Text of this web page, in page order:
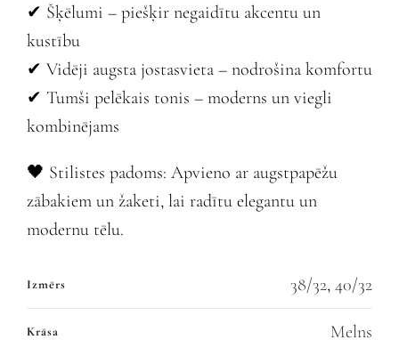
✔ Šķēlumi – piešķir negaidītu akcentu un
kustību
✔ Vidēji augsta jostasvieta – nodrošina komfortu
✔ Tumši pelēkais tonis – moderns un viegli
kombinējams
🖤 Stilistes padoms: Apvieno ar augstpapēžu
zābakiem un žaketi, lai radītu elegantu un
modernu tēlu.
Izmērs 38/32, 40/32
Krāsa Melns